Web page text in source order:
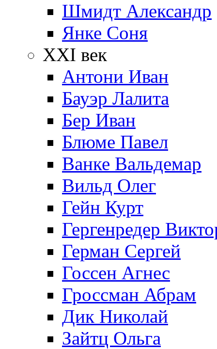
Шмидт Александр
Янке Соня
XXI век
Антони Иван
Бауэр Лалита
Бер Иван
Блюме Павел
Ванке Вальдемар
Вильд Олег
Гейн Курт
Гергенредер
Герман Сергей
Госсен Агнес
Гроссман Абрам
Дик Николай
Зайтц Ольга